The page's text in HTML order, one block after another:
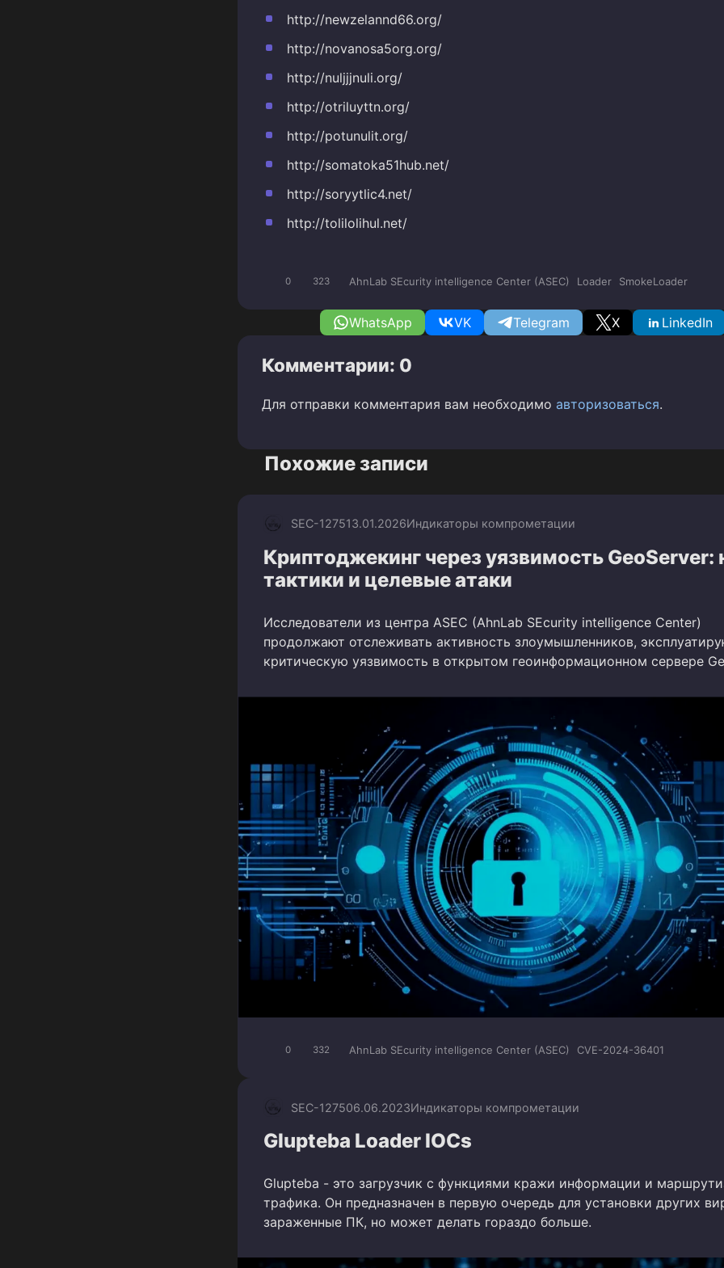
http://newzelannd66.org/
http://novanosa5org.org/
http://nuljjjnuli.org/
http://otriluyttn.org/
http://potunulit.org/
http://somatoka51hub.net/
http://soryytlic4.net/
http://tolilolihul.net/
0 323 AhnLab SEcurity intelligence Center (ASEC) Loader SmokeLoader
WhatsApp VK Telegram X LinkedIn
Комментарии: 0
Для отправки комментария вам необходимо авторизоваться.
Похожие записи
SEC-127513.01.2026Индикаторы компрометации
Криптоджекинг через уязвимость GeoServer:
тактики и целевые атаки
Исследователи из центра ASEC (AhnLab SEcurity intelligence Center)
продолжают отслеживать активность злоумышленников,
критическую уязвимость в открытом геоинформационном сервере
0 332 AhnLab SEcurity intelligence Center (ASEC) CVE-2024-36401
SEC-127506.06.2023Индикаторы компрометации
Glupteba Loader IOCs
Glupteba - это загрузчик с функциями кражи информации и
трафика. Он предназначен в первую очередь для установки других
зараженные ПК, но может делать гораздо больше.